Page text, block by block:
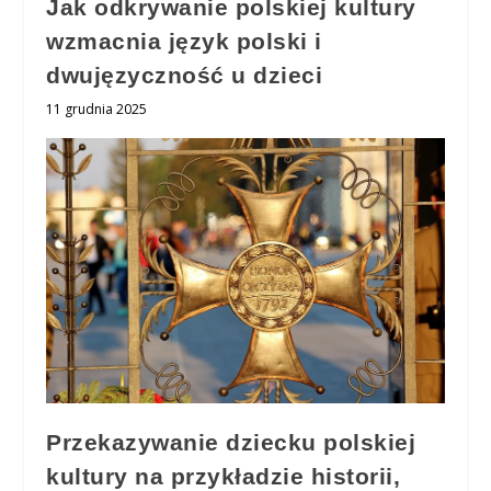
Jak odkrywanie polskiej kultury
wzmacnia język polski i
dwujęzyczność u dzieci
11 grudnia 2025
Przekazywanie dziecku polskiej
kultury na przykładzie historii,